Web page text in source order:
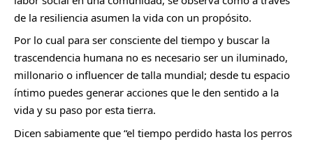
de la resiliencia asumen la vida con un propósito.
Por lo cual para ser consciente del tiempo y buscar la
trascendencia humana no es necesario ser un iluminado,
millonario o influencer de talla mundial; desde tu espacio
íntimo puedes generar acciones que le den sentido a la
vida y su paso por esta tierra.
Dicen sabiamente que “el tiempo perdido hasta los perros